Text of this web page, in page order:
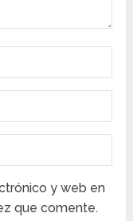
y web en
que comente.